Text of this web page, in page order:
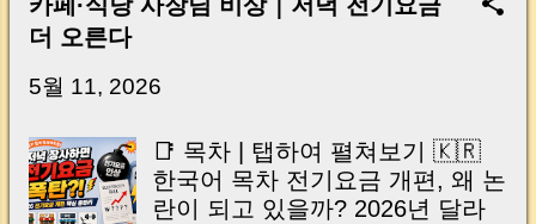
신가요? “잔금일… 그냥 돈 보내고 끝나는 거 아
닌가요?” 하지만 현장에서 보면 전혀 그렇지 않
습니다. 잔금일은 ‘서류 몇 장 처리하는 날’이 아
이는 가장 긴장되는 순간 입니다. 실제로 제가
중개 현장에서 겪었던 일입니다. 금요일 오후 3
시, 이체 한도에 막혀 송금이 멈췄고 그 자리에
더 오른다
5월 11, 2026
📑 목차 | 탭하여 펼쳐보기 🇰🇷
한국어 목차 전기요금 개편, 왜 논
란이 되고 있을까? 2026년 달라